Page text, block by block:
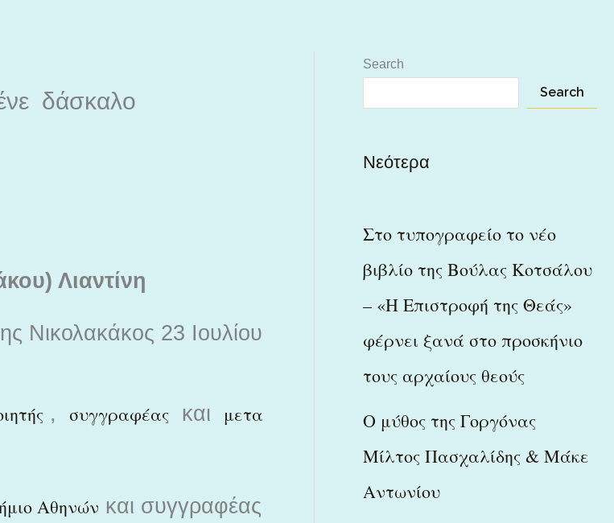
δάσκαλο
Λιαντίνη
Νικολακάκος 23 Ιουλίου
, συγγραφέας και μετα
Αθηνών και συγγραφέας
Search
Search
Νεότερα
Στο τυπογραφείο το νέο
βιβλίο της Βούλας Κοτσάλου
– «Η Επιστροφή της Θεάς»
φέρνει ξανά στο προσκήνιο
τους αρχαίους θεούς
Ο μύθος της Γοργόνας
Μίλτος Πασχαλίδης & Μάκε
Αντωνίου